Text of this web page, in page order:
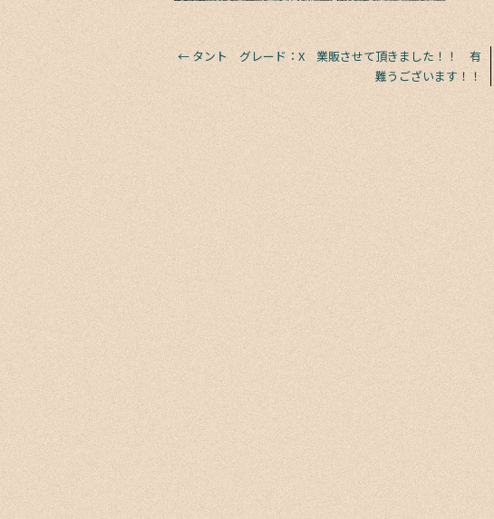
← タント グレード：X 業販させて頂きました！！ 有
難うございます！！